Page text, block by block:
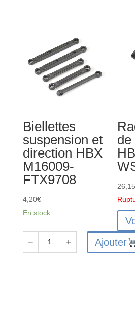
YS
FTX9738
Biellettes
suspension et
direction HBX
M16009-
FTX9708
4,20€
En stock
− + Ajouter
de